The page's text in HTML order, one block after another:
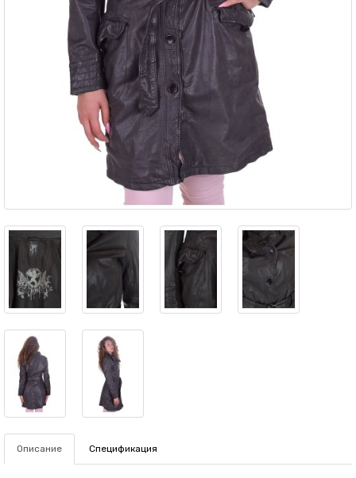
Описание Спецификация